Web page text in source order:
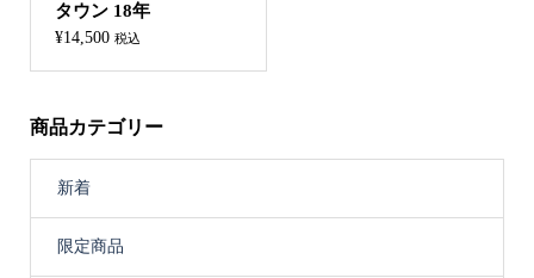
タウン 18年
¥14,500 税込
商品カテゴリー
新着
限定商品